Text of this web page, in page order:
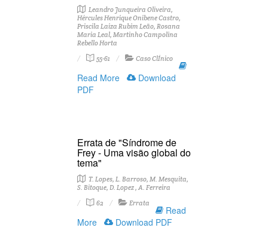
Leandro Junqueira Oliveira,
Hércules Henrique Onibene Castro,
Priscila Laiza Rubim Leão, Rosana
Maria Leal, Martinho Campolina
Rebello Horta
55-61
Caso ClÍnico
Read More
Download
PDF
Errata de "Síndrome de
Frey - Uma visão global do
tema"
T. Lopes, L. Barroso, M. Mesquita,
S. Bitoque, D. Lopez , A. Ferreira
62
Errata
Read
More
Download PDF